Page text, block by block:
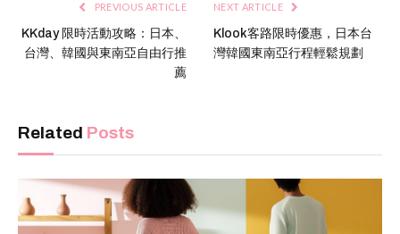
PREVIOUS ARTICLE
KKday 限時活動攻略：日本、
台灣、韓國與東南亞自由行推
薦
NEXT ARTICLE
Klook客路限時優惠，日本台
灣韓國東南亞行程輕鬆規劃
Related Posts